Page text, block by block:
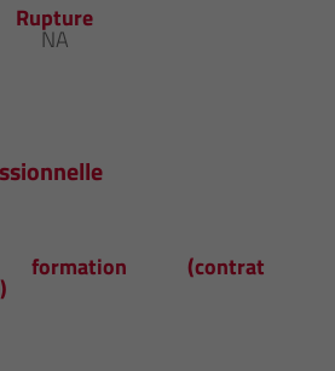
Rupture
NA
(contrat